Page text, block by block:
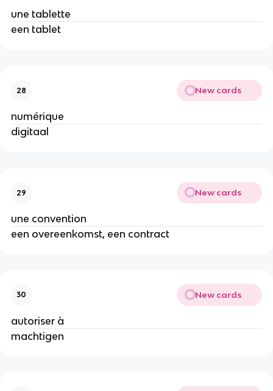
une tablette
een tablet
28 New cards
numérique
digitaal
29 New cards
une convention
een overeenkomst, een contract
30 New cards
autoriser à
machtigen